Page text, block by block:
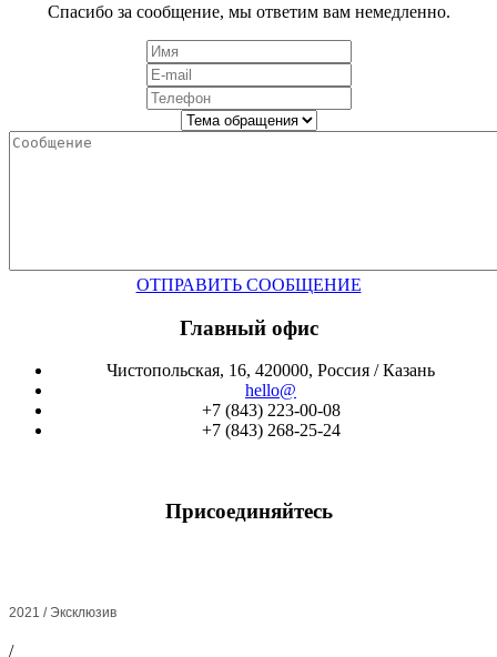
Спасибо за сообщение, мы ответим вам немедленно.
ОТПРАВИТЬ СООБЩЕНИЕ
Главный офис
Чистопольская, 16, 420000, Россия / Казань
hello@
+7 (843) 223-00-08
+7 (843) 268-25-24
Присоединяйтесь
2021 / Эксклюзив
/